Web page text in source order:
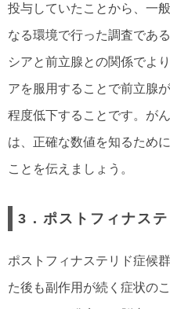
投与していたことから、一
なる環境で行った調査であ
シアと前立腺との関係でよ
アを服用することで前立腺
程度低下することです。が
は、正確な数値を知るため
ことを伝えましょう。
3．ポストフィナス
ポストフィナステリド症候
た後も副作用が続く症状の